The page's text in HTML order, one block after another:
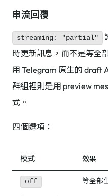
串流回覆
streaming: "partial"
時更新訊息，而不是等全
用 Telegram 原生的 draft
群組裡則是用 preview
式。
四個選項：
模式 效果
off 等全部